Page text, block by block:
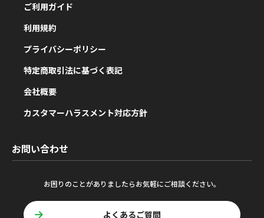
ご利用ガイド
利用規約
プライバシーポリシー
特定商取引法に基づく表記
会社概要
カスタマーハラスメント対応方針
お問い合わせ
お困りのことがありましたらお気軽にご相談ください。
よくあるご質問